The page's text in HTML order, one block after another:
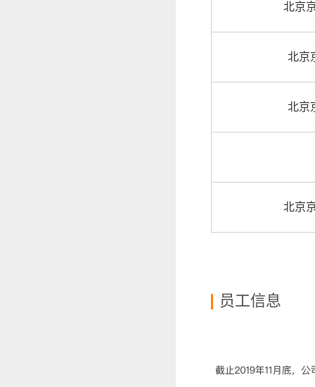
北京
北京
北京
北京
员工信息